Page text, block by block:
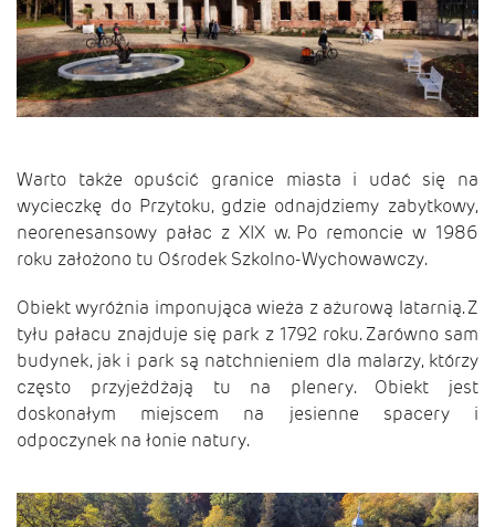
Warto także opuścić granice miasta i udać się na
wycieczkę do Przytoku, gdzie odnajdziemy zabytkowy,
neorenesansowy pałac z XIX w. Po remoncie w 1986
roku założono tu Ośrodek Szkolno-Wychowawczy.
Obiekt wyróżnia imponująca wieża z ażurową latarnią. Z
tyłu pałacu znajduje się park z 1792 roku. Zarówno sam
budynek, jak i park są natchnieniem dla malarzy, którzy
często przyjeżdżają tu na plenery. Obiekt jest
doskonałym miejscem na jesienne spacery i
odpoczynek na łonie natury.